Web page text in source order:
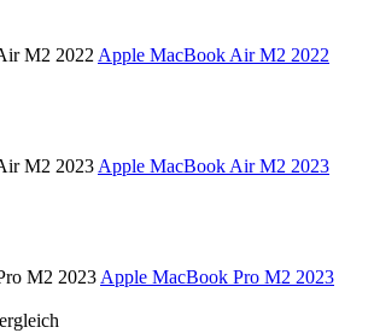
Apple MacBook Air M2 2022
Apple MacBook Air M2 2023
Apple MacBook Pro M2 2023